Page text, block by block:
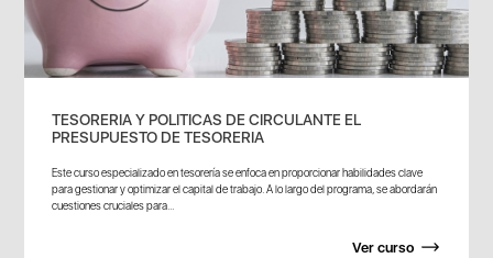
TESORERIA Y POLITICAS DE CIRCULANTE EL
PRESUPUESTO DE TESORERIA
Este curso especializado en tesorería se enfoca en proporcionar habilidades clave
para gestionar y optimizar el capital de trabajo. A lo largo del programa, se abordarán
cuestiones cruciales para...
Ver curso